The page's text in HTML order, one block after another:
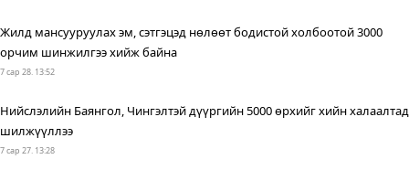
Жилд мансууруулах эм, сэтгэцэд нөлөөт бодистой холбоотой 3000
орчим шинжилгээ хийж байна
7 сар 28. 13:52
Нийслэлийн Баянгол, Чингэлтэй дүүргийн 5000 өрхийг хийн халаалтад
шилжүүллээ
7 сар 27. 13:28